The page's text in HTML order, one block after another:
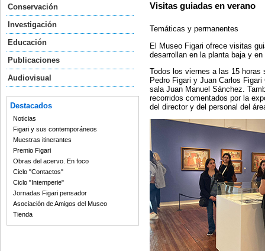
Conservación
Investigación
Educación
Publicaciones
Audiovisual
Destacados
Noticias
Figari y sus contemporáneos
Muestras itinerantes
Premio Figari
Obras del acervo. En foco
Ciclo "Contactos"
Ciclo "Intemperie"
Jornadas Figari pensador
Asociación de Amigos del Museo
Tienda
Visitas guiadas en verano
Temáticas y permanentes
El Museo Figari ofrece visitas
desarrollan en la planta baja y
Todos los viernes a las 15
Pedro Figari y Juan Carlos
sala Juan Manuel Sánchez.
recorridos comentados por la
del director y del personal del